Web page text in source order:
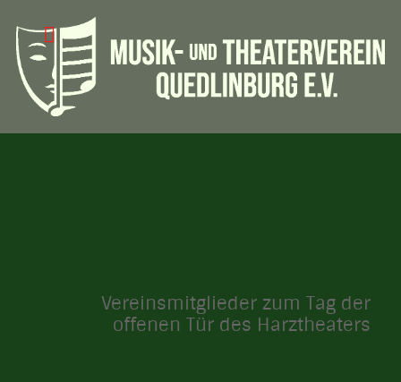
Vereinsmitglieder zum Tag der
offenen Tür des Harztheaters